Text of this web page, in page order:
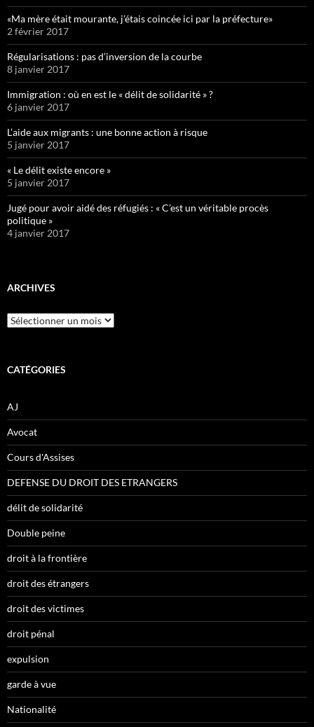
«Ma mère était mourante, j’étais coincée ici par la préfecture»
2 février 2017
Régularisations : pas d’inversion de la courbe
8 janvier 2017
Immigration : où en est le « délit de solidarité » ?
6 janvier 2017
L’aide aux migrants : une bonne action à risque
5 janvier 2017
« Le délit existe encore »
5 janvier 2017
Jugé pour avoir aidé des réfugiés : « C’est un véritable procès
politique »
4 janvier 2017
ARCHIVES
Archives
CATÉGORIES
AJ
Avocat
Cours d'Assises
DEFENSE DU DROIT DES ETRANGERS
délit de solidarité
Double peine
droit à la frontière
droit des étrangers
droit des victimes
droit pénal
expulsion
garde à vue
Nationalité